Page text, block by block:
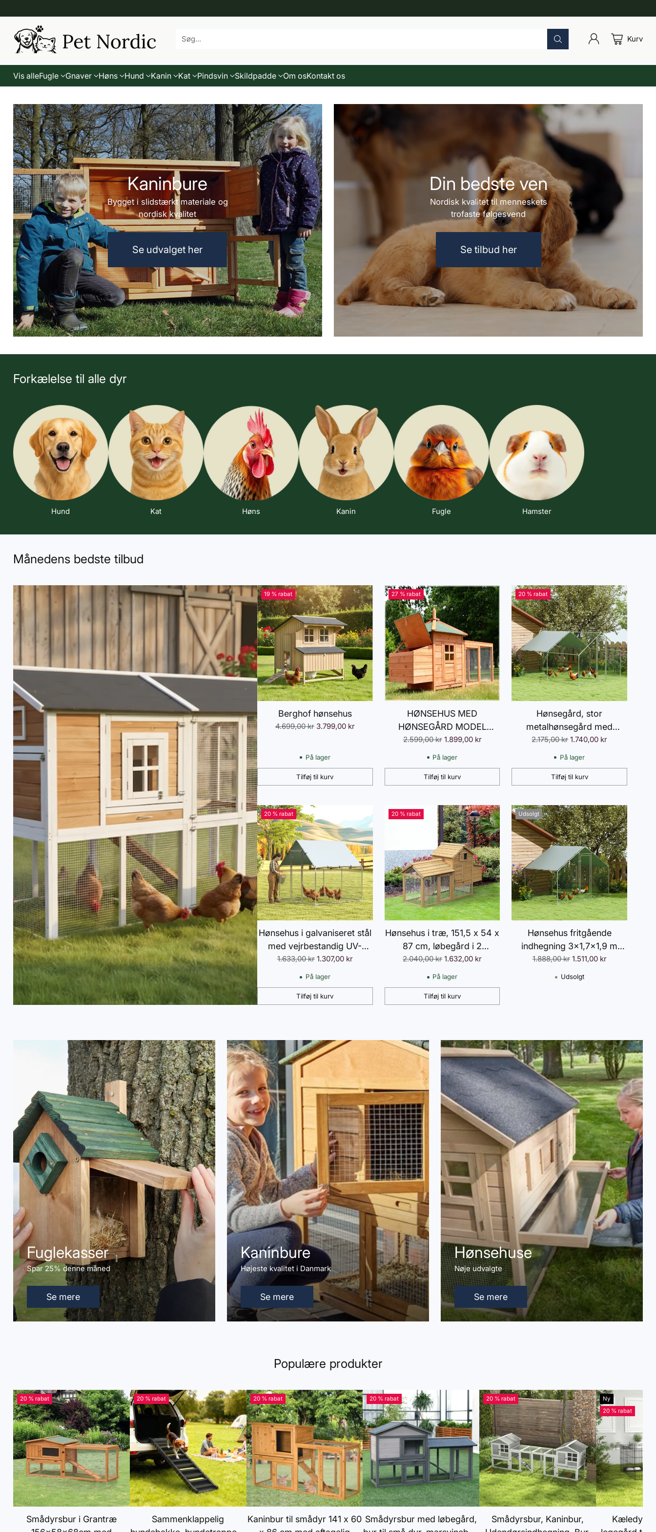
Søg... Kurv
Vis alleFugle Gnaver Høns Hund Kanin Kat Pindsvin Skildpadde Om osKontakt os
Kaninbure
Bygget i slidstærkt materiale og
nordisk kvalitet
Se udvalget her
Din bedste ven
Nordisk kvalitet til menneskets
trofaste følgesvend
Se tilbud her
Forkælelse til alle dyr
Hund Kat Høns Kanin Fugle Hamster
Månedens bedste tilbud
19 % rabat
Berghof hønsehus
Normalpris
4.699,00 kr 3.799,00 kr
På lager
Tilføj til kurv
Antal
27 % rabat
HØNSEHUS MED
HØNSEGÅRD MODEL
OREO
Normalpris
2.599,00 kr 1.899,00 kr
På lager
Tilføj til kurv
Antal
20 % rabat
Hønsegård, stor
metalhønsegård med
vandtæt og UV-bestandigt
overtræk, bur til 10-15
kyllinger, 3 x 3,4 x 1,9 m
Normalpris
2.175,00 kr 1.740,00 kr
På lager
Tilføj til kurv
Antal
20 % rabat
Hønsehus i galvaniseret stål
med vejrbestandig UV-
tagbeklædning og aflåselig
dør, 2x2x2 m, sølvfarvet
Normalpris
1.633,00 kr 1.307,00 kr
På lager
Tilføj til kurv
Antal
20 % rabat
Hønsehus i træ, 151,5 x 54 x
87 cm, løbegård i 2
niveauer med 2 døre,
redekasse, vandtæt tag,
løbegård, rampe,
hønseindhegning til haven,
Normalpris
2.040,00 kr 1.632,00 kr
På lager
Tilføj til kurv
Antal
Udsolgt
Hønsehus fritgående
indhegning 3x1,7x1,9 m
med lås, galvaniseret stål
hønsehus med vandtæt,
Normalpris
1.888,00 kr 1.511,00 kr
Udsolgt
Fuglekasser
Spar 25% denne måned
Se mere
Kaninbure
Højeste kvalitet i Danmark
Se mere
Hønsehuse
Nøje udvalgte
Se mere
Populære produkter
20 % rabat
Smådyrsbur i Grantræ
20 % rabat
Sammenklappelig
20 % rabat
Kaninbur til smådyr 141 x 60
20 % rabat
Smådyrsbur med løbegård,
20 % rabat
Smådyrsbur, Kaninbur,
Ny
20 % rabat